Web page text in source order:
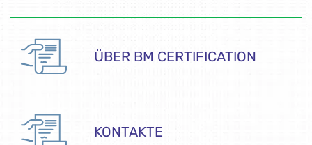
ÜBER BM CERTIFICATION
KONTAKTE